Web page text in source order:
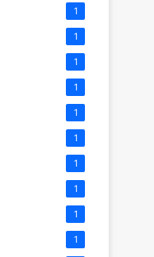
1
1
1
1
1
1
1
1
1
1